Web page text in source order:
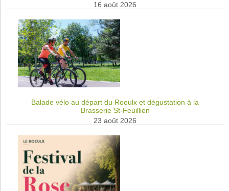
16 août 2026
Balade vélo au départ du Roeulx et dégustation à la
Brasserie St-Feuillien
23 août 2026